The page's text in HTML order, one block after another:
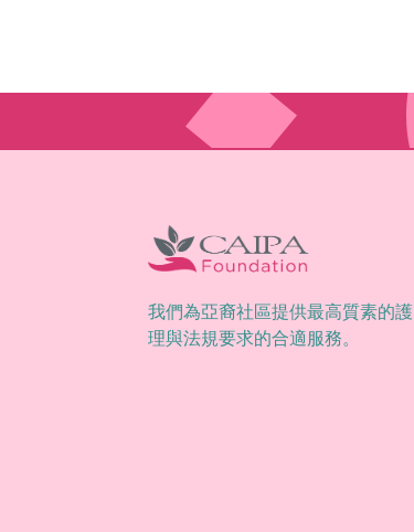
我們為亞裔社區提供最高質素的護
理與法規要求的合適服務。